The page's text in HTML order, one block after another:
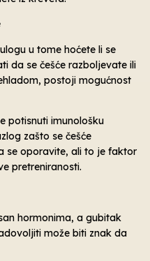
u tome hoćete li se
​​da se češće razboljevate ili
postoji mogućnost
potisnuti imunološku
zašto se češće
se oporavite, ali to je faktor
pretreniranosti.
hormonima, a gubitak
može biti znak da